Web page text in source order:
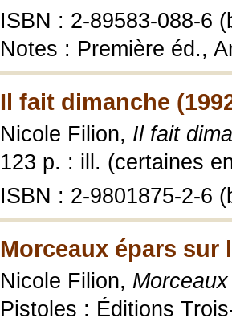
ISBN : 2-89583-088-6
Notes : Première éd.,
Il fait dimanche
Nicole Filion, Il fait
123 p. : ill. (certaines
ISBN : 2-9801875-2-6
Morceaux épars sur
Nicole Filion,
Pistoles : Éditions